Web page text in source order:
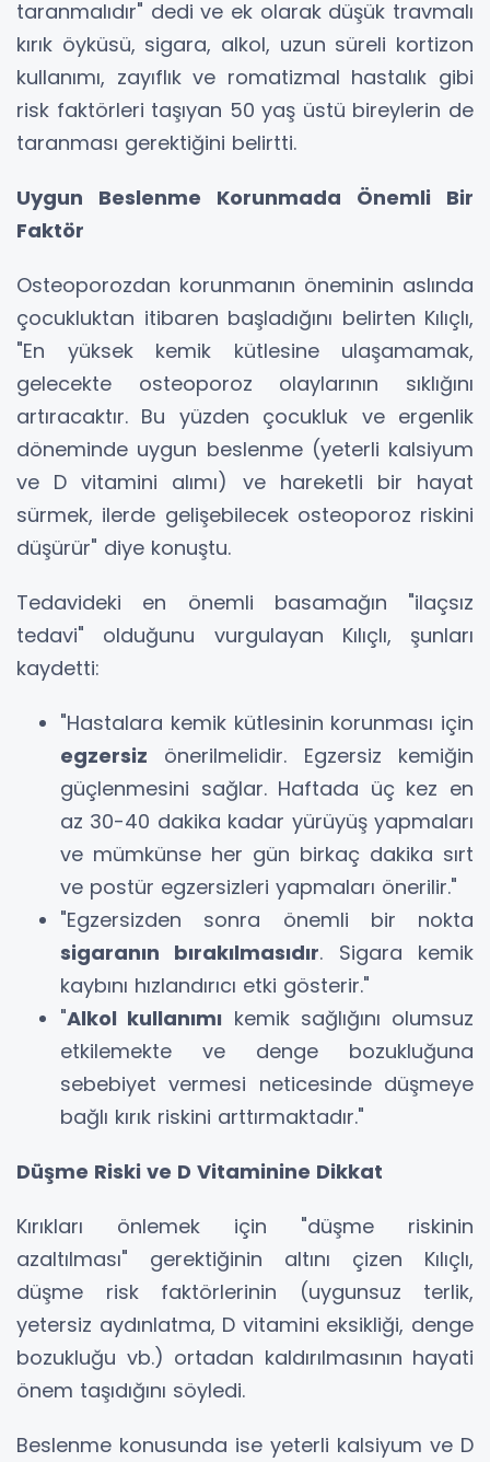
taranmalıdır" dedi ve ek olarak düşük travmalı
kırık öyküsü, sigara, alkol, uzun süreli kortizon
kullanımı, zayıflık ve romatizmal hastalık gibi
risk faktörleri taşıyan 50 yaş üstü bireylerin de
taranması gerektiğini belirtti.
Uygun Beslenme Korunmada Önemli Bir
Faktör
Osteoporozdan korunmanın öneminin aslında
çocukluktan itibaren başladığını belirten Kılıçlı,
"En yüksek kemik kütlesine ulaşamamak,
gelecekte osteoporoz olaylarının sıklığını
artıracaktır. Bu yüzden çocukluk ve ergenlik
döneminde uygun beslenme (yeterli kalsiyum
ve D vitamini alımı) ve hareketli bir hayat
sürmek, ilerde gelişebilecek osteoporoz riskini
düşürür" diye konuştu.
Tedavideki en önemli basamağın "ilaçsız
tedavi" olduğunu vurgulayan Kılıçlı, şunları
kaydetti:
"Hastalara kemik kütlesinin korunması için
egzersiz önerilmelidir. Egzersiz kemiğin
güçlenmesini sağlar. Haftada üç kez en
az 30-40 dakika kadar yürüyüş yapmaları
ve mümkünse her gün birkaç dakika sırt
ve postür egzersizleri yapmaları önerilir."
"Egzersizden sonra önemli bir nokta
sigaranın bırakılmasıdır. Sigara kemik
kaybını hızlandırıcı etki gösterir."
"Alkol kullanımı kemik sağlığını olumsuz
etkilemekte ve denge bozukluğuna
sebebiyet vermesi neticesinde düşmeye
bağlı kırık riskini arttırmaktadır."
Düşme Riski ve D Vitaminine Dikkat
Kırıkları önlemek için "düşme riskinin
azaltılması" gerektiğinin altını çizen Kılıçlı,
düşme risk faktörlerinin (uygunsuz terlik,
yetersiz aydınlatma, D vitamini eksikliği, denge
bozukluğu vb.) ortadan kaldırılmasının hayati
önem taşıdığını söyledi.
Beslenme konusunda ise yeterli kalsiyum ve D